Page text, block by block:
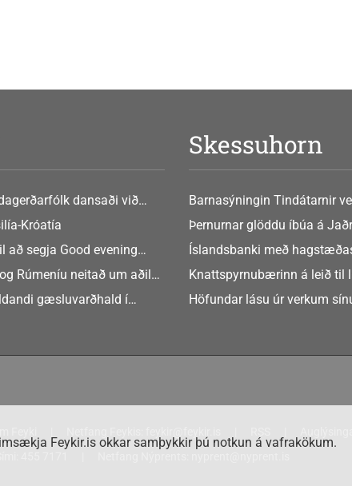
dansaði við
Króatía
að segja Good evening
Rúmeníu neitað um aðild
gæsluvarðhald í
Skessuhorn
Barnasýningin Tindátarnir
Bókasafni Akraness í dag ?
eftir Soffíu Björg
Þernurnar glöddu íbúa á
Íslandsbanki með
tilboðið
Knattspyrnubærinn á leið til
Höfundar lásu úr verkum
Feykir.is okkar samþykkir þú notkun á vafrakökum.